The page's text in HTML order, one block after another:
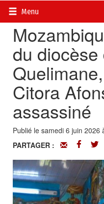
Menu
Accueil>
du diocèse
Citora
assassiné
Publié le samedi 6 juin 2026
PARTAGER :